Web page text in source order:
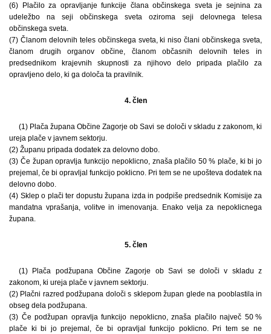
(6) Plačilo za opravljanje funkcije člana občinskega sveta je sejnina za
udeležbo na seji občinskega sveta oziroma seji delovnega telesa
občinskega sveta.
(7) Članom delovnih teles občinskega sveta, ki niso člani občinskega sveta,
članom drugih organov občine, članom občasnih delovnih teles in
predsednikom krajevnih skupnosti za njihovo delo pripada plačilo za
opravljeno delo, ki ga določa ta pravilnik.
4. člen
(1) Plača župana Občine Zagorje ob Savi se določi v skladu z zakonom, ki
ureja plače v javnem sektorju.
(2) Županu pripada dodatek za delovno dobo.
(3) Če župan opravlja funkcijo nepoklicno, znaša plačilo 50 % plače, ki bi jo
prejemal, če bi opravljal funkcijo poklicno. Pri tem se ne upošteva dodatek na
delovno dobo.
(4) Sklep o plači ter dopustu župana izda in podpiše predsednik Komisije za
mandatna vprašanja, volitve in imenovanja. Enako velja za nepoklicnega
župana.
5. člen
(1) Plača podžupana Občine Zagorje ob Savi se določi v skladu z
zakonom, ki ureja plače v javnem sektorju.
(2) Plačni razred podžupana določi s sklepom župan glede na pooblastila in
obseg dela podžupana.
(3) Če podžupan opravlja funkcijo nepoklicno, znaša plačilo največ 50 %
plače ki bi jo prejemal, če bi opravljal funkcijo poklicno. Pri tem se ne